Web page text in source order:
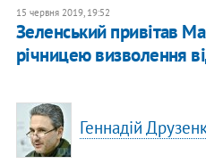
15 червня 2019, 19:52
Зеленський привітав
річницею визволення
Геннадій